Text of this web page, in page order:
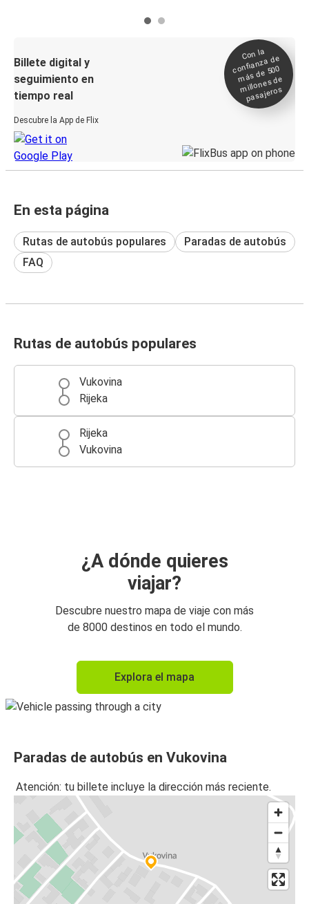
Billete digital y
seguimiento en
tiempo real
Descubre la App de Flix
Con la
confianza de
más de 500
millones de
pasajeros
En esta página
Rutas de autobús populares
Paradas de autobús
FAQ
Rutas de autobús populares
Vukovina
Rijeka
Rijeka
Vukovina
¿A dónde quieres
viajar?
Descubre nuestro mapa de viaje con más
de 8000 destinos en todo el mundo.
Explora el mapa
Paradas de autobús en Vukovina
Atención: tu billete incluye la dirección más reciente.